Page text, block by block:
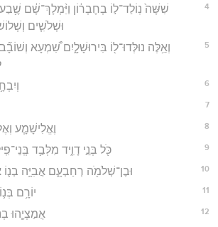
4
שִׁשָּׁה֙ נֽוֹלַד־ל֣וֹ בְחֶבְר֔וֹן וַיִּ֨מְלָךְ־שָׁ֔ם
וּשְׁלֹשִׁ֤ים
5
וְאֵ֥לֶּה נוּלְּדוּ־ל֖וֹ בִּירוּשָׁלָ֑יִם שִׁ֠מְעָא
6
7
8 וֶאֱלִישָׁמָ֧ע
9 כֹּ֖ל בְּנֵ֣י דָוִ֑יד מִלְּבַ֥ד
10 וּבֶן־שְׁלֹמֹ֖ה רְחַבְעָ֑ם אֲבִיָּ֥ה בְנ֛וֹ
11 יוֹרָ֥ם
12 אֲמַצְיָ֧הוּ